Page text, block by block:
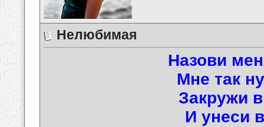
Нелюбимая
Назови
Мне так
Закружи
И унеси